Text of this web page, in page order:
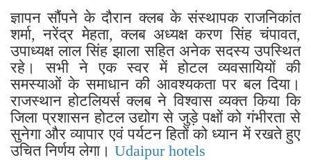
ज्ञापन सौंपने के दौरान क्लब के संस्थापक राजनिकांत
शर्मा, नरेंद्र मेहता, क्लब अध्यक्ष करण सिंह चंपावत,
उपाध्यक्ष लाल सिंह झाला सहित अनेक सदस्य उपस्थित
रहे। सभी ने एक स्वर में होटल व्यवसायियों की
समस्याओं के समाधान की आवश्यकता पर बल दिया।
राजस्थान होटलियर्स क्लब ने विश्वास व्यक्त किया कि
जिला प्रशासन होटल उद्योग से जुड़े पक्षों को गंभीरता से
सुनेगा और व्यापार एवं पर्यटन हितों को ध्यान में रखते हुए
उचित निर्णय लेगा। Udaipur hotels